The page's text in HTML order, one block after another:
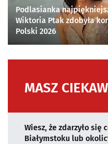
Podlasianka
Wiktoria Ptak zdobyła
Polski 2026
MASZ
Wiesz, że zdarzyło się
Białymstoku lub